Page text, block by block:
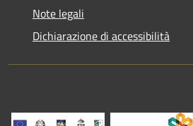
Note legali
Dichiarazione di accessibilità